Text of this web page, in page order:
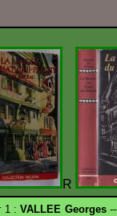
R
1 :VALLEE Georges